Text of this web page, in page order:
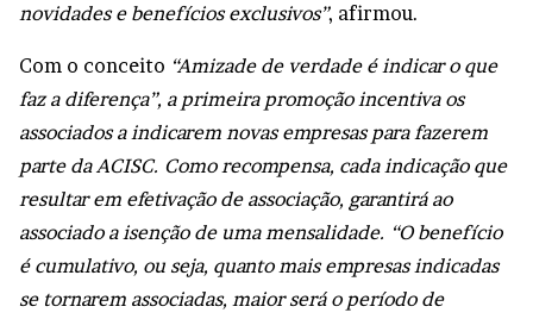
novidades e benefícios exclusivos”, afirmou.
Com o conceito “Amizade de verdade é indicar o que
faz a diferença”, a primeira promoção incentiva os
associados a indicarem novas empresas para fazerem
parte da ACISC. Como recompensa, cada indicação que
resultar em efetivação de associação, garantirá ao
associado a isenção de uma mensalidade. “O benefício
é cumulativo, ou seja, quanto mais empresas indicadas
se tornarem associadas, maior será o período de